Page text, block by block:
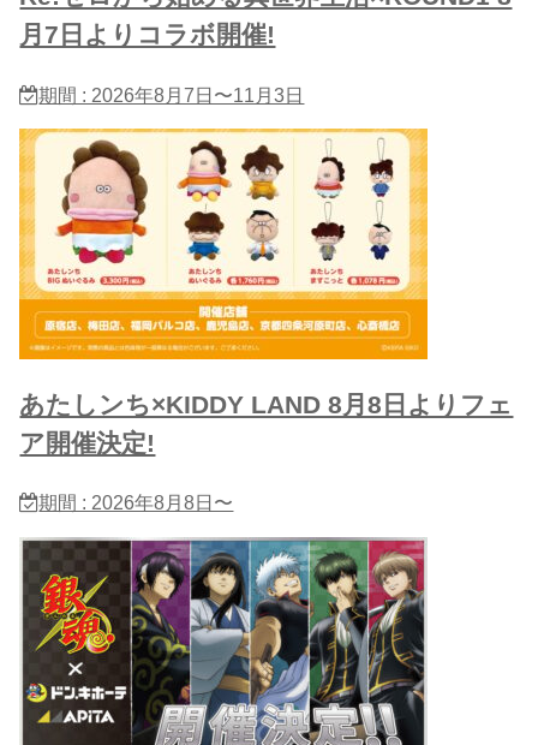
月7日よりコラボ開催!
期間 : 2026年8月7日〜11月3日
あたしンち×KIDDY LAND 8月8日よりフェ
ア開催決定!
期間 : 2026年8月8日〜